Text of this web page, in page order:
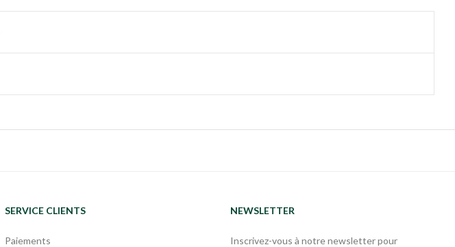
SERVICE CLIENTS
Paiements
NEWSLETTER
Inscrivez-vous à notre newsletter pour